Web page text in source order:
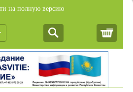
на полную версию